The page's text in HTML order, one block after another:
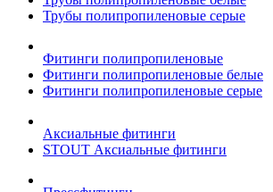
Трубы полипропиленовые серые
Фитинги полипропиленовые
Фитинги полипропиленовые белые
Фитинги полипропиленовые серые
Аксиальные фитинги
STOUT Аксиальные фитинги